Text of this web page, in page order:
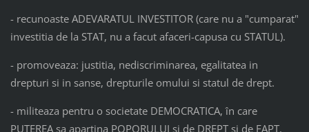
- recunoaste ADEVARATUL INVESTITOR (care nu a "cumparat"
investitia de la STAT, nu a facut afaceri-capusa cu STATUL).
- promoveaza: justitia, nediscriminarea, egalitatea in
drepturi si in sanse, drepturile omului si statul de drept.
- militeaza pentru o societate DEMOCRATICA, în care
PUTEREA sa apartina POPORULUI si de DREPT si de FAPT.